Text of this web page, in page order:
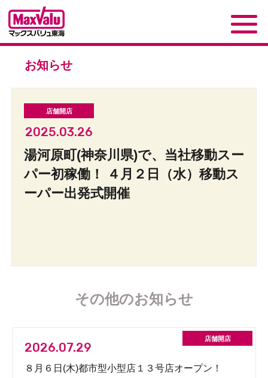
お知らせ
2025.03.26
湯河原町(神奈川県)で、当社移動スー
パー初稼働！ ４月２日（水）移動ス
ーパー出発式開催
その他のお知らせ
2026.07.29
８月６日(木)都市型小型店１３号店オープン！